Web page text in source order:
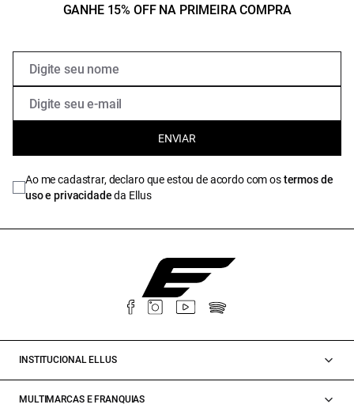
GANHE 15% OFF NA PRIMEIRA COMPRA
ENVIAR
Ao me cadastrar, declaro que estou de acordo com ostermos de
uso e privacidadeda Ellus
INSTITUCIONAL ELLUS
MULTIMARCAS E FRANQUIAS